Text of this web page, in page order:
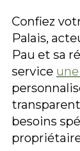
Confiez
Palais,
Pau et sa
service
besoins